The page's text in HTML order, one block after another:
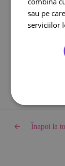
Integrari
Cargus
Înapoi la
sau pe
serviciilor